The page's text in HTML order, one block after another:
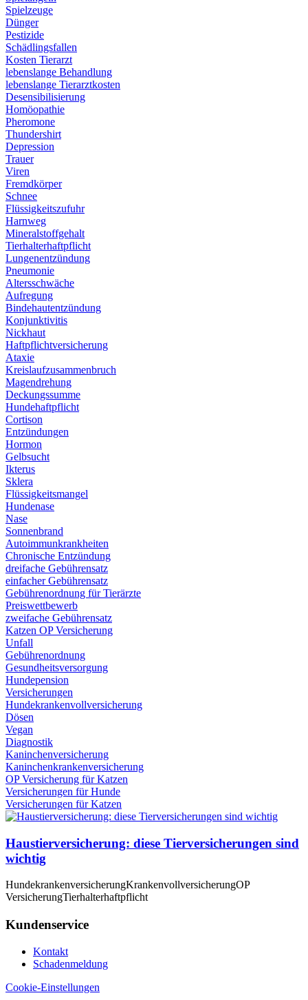
Spielzeuge
Dünger
Pestizide
Schädlingsfallen
Kosten Tierarzt
lebenslange Behandlung
lebenslange Tierarztkosten
Desensibilisierung
Homöopathie
Pheromone
Thundershirt
Depression
Trauer
Viren
Fremdkörper
Schnee
Flüssigkeitszufuhr
Harnweg
Mineralstoffgehalt
Tierhalterhaftpflicht
Lungenentzündung
Pneumonie
Altersschwäche
Aufregung
Bindehautentzündung
Konjunktivitis
Nickhaut
Haftpflichtversicherung
Ataxie
Kreislaufzusammenbruch
Magendrehung
Deckungssumme
Hundehaftpflicht
Cortison
Entzündungen
Hormon
Gelbsucht
Ikterus
Sklera
Flüssigkeitsmangel
Hundenase
Nase
Sonnenbrand
Autoimmunkrankheiten
Chronische Entzündung
dreifache Gebührensatz
einfacher Gebührensatz
Gebührenordnung für Tierärzte
Preiswettbewerb
zweifache Gebührensatz
Katzen OP Versicherung
Unfall
Gebührenordnung
Gesundheitsversorgung
Hundepension
Versicherungen
Hundekrankenvollversicherung
Dösen
Vegan
Diagnostik
Kaninchenversicherung
Kaninchenkrankenversicherung
OP Versicherung für Katzen
Versicherungen für Hunde
Versicherungen für Katzen
Haustierversicherung: diese Tierversicherungen sind
wichtig
HundekrankenversicherungKrankenvollversicherungOP
VersicherungTierhalterhaftpflicht
Kundenservice
Kontakt
Schadenmeldung
Cookie-Einstellungen